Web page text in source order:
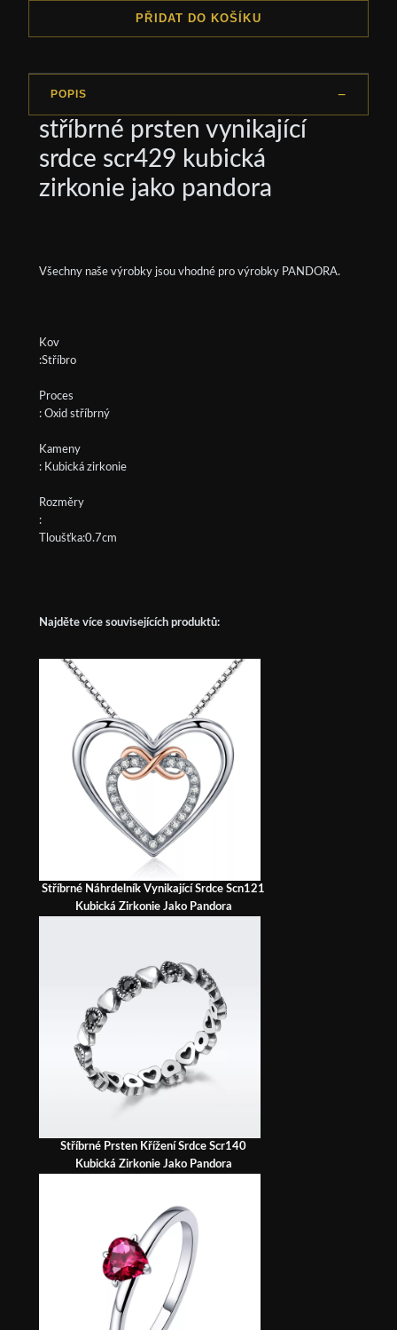
PŘIDAT DO KOŠÍKU
POPIS
stříbrné prsten vynikající
srdce scr429 kubická
zirkonie jako pandora
Všechny naše výrobky jsou vhodné pro výrobky PANDORA.
Kov
:Stříbro
Proces
: Oxid stříbrný
Kameny
: Kubická zirkonie
Rozměry
:
Tloušťka:0.7cm
Najděte více souvisejících produktů:
Stříbrné Náhrdelník Vynikající Srdce Scn121
Kubická Zirkonie Jako Pandora
Stříbrné Prsten Křížení Srdce Scr140
Kubická Zirkonie Jako Pandora